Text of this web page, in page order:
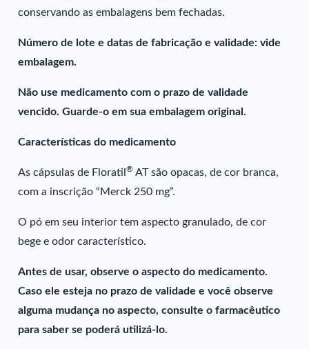
conservando as embalagens bem fechadas.
Número de lote e datas de fabricação e validade: vide
embalagem.
Não use medicamento com o prazo de validade
vencido. Guarde-o em sua embalagem original.
Características do medicamento
As cápsulas de Floratil® AT são opacas, de cor branca,
com a inscrição “Merck 250 mg”.
O pó em seu interior tem aspecto granulado, de cor
bege e odor característico.
Antes de usar, observe o aspecto do medicamento.
Caso ele esteja no prazo de validade e você observe
alguma mudança no aspecto, consulte o farmacêutico
para saber se poderá utilizá-lo.